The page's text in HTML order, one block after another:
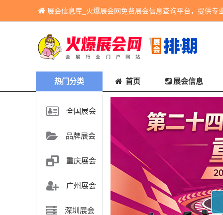
展会信息库_火爆展会网免费展会信息查询平台，提供专
热门分类
全国展会
品牌展会
重庆展会
广州展会
深圳展会
首页 展会信息